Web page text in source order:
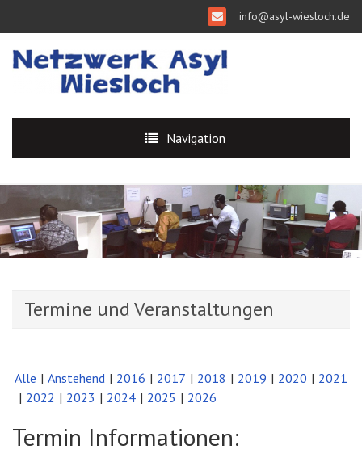
info@asyl-wiesloch.de
Navigation
Termine und Veranstaltungen
Alle Anstehend 2016 2017 2018 2019 2020
2021
2022
2023 2024 2025 2026
Termin Informationen: